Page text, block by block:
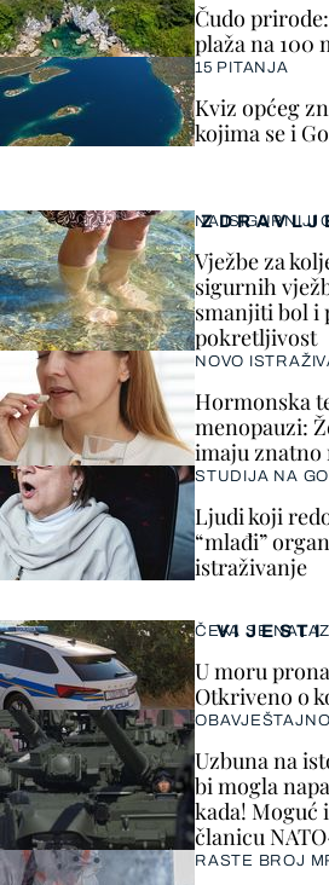
VIJESTI
ČEKA SE
U moru
Otkriveno o
Uzbuna na
bi mogla
kada! Moguć
članicu
RASTE BROJ
NAJSIGURNIJI
Vježbe za
sigurnih
smanjiti bol i
pokretljivost
NOVO
Hormonska
menopauzi:
imaju znatno
STUDIJA NA
Ljudi koji
“mlađi”
istraživanje
Čudo
plaža na 100
15 PITANJA
Kviz općeg
kojima se i